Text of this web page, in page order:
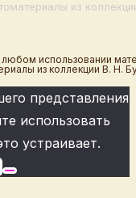
из
использовании
из коллекции В. Н.
представления
использовать
устраивает.